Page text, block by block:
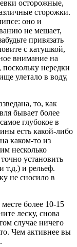
осторожные,
сторожки.
оно и
не мешает,
привязать
с катушкой,
внимание на
нередки
улетало в воду,
то, как
бывает более
глубокое в
есть какой-либо
каком-то из
несколько
установить
т.д.) и рельеф.
не сносило в
более 10-15
леску, снова
случае ничего
Чем активнее вы